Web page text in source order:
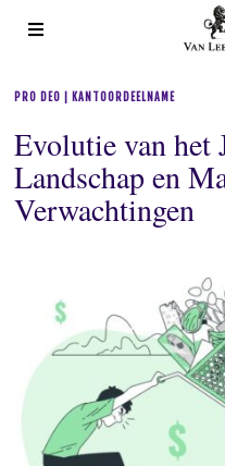
PRO DEO | KANTOORDEELNAME
Evolutie van het
Landschap en
Verwachtingen